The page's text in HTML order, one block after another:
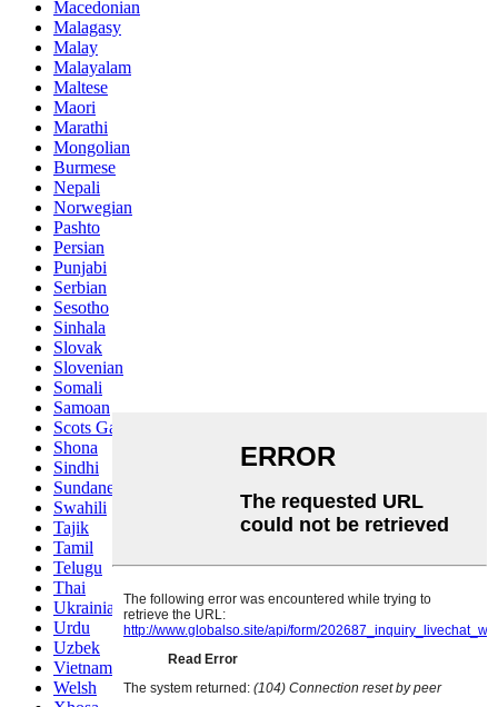
Macedonian
Malagasy
Malay
Malayalam
Maltese
Maori
Marathi
Mongolian
Burmese
Nepali
Norwegian
Pashto
Persian
Punjabi
Serbian
Sesotho
Sinhala
Slovak
Slovenian
Somali
Samoan
Scots Gaelic
Shona
Sindhi
Sundanese
Swahili
Tajik
Tamil
Telugu
Thai
Ukrainian
Urdu
Uzbek
Vietnamese
Welsh